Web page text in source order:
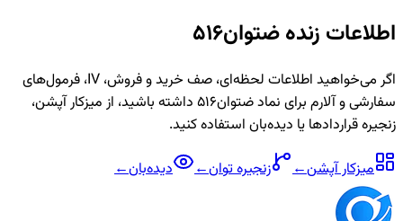
اطلاعات زندهضتوان516
اگر می‌خواهید اطلاعات لحظه‌ای، صف خرید و فروش، IV، فرمول‌های
سفارشی و آلارم برای نمادضتوان516
داشته باشید، از میزکار آپشن،
زنجیره قراردادها یا دیده‌بان استفاده کنید.
میزکار آپشن← زنجیرهتوان← دیده‌بان←